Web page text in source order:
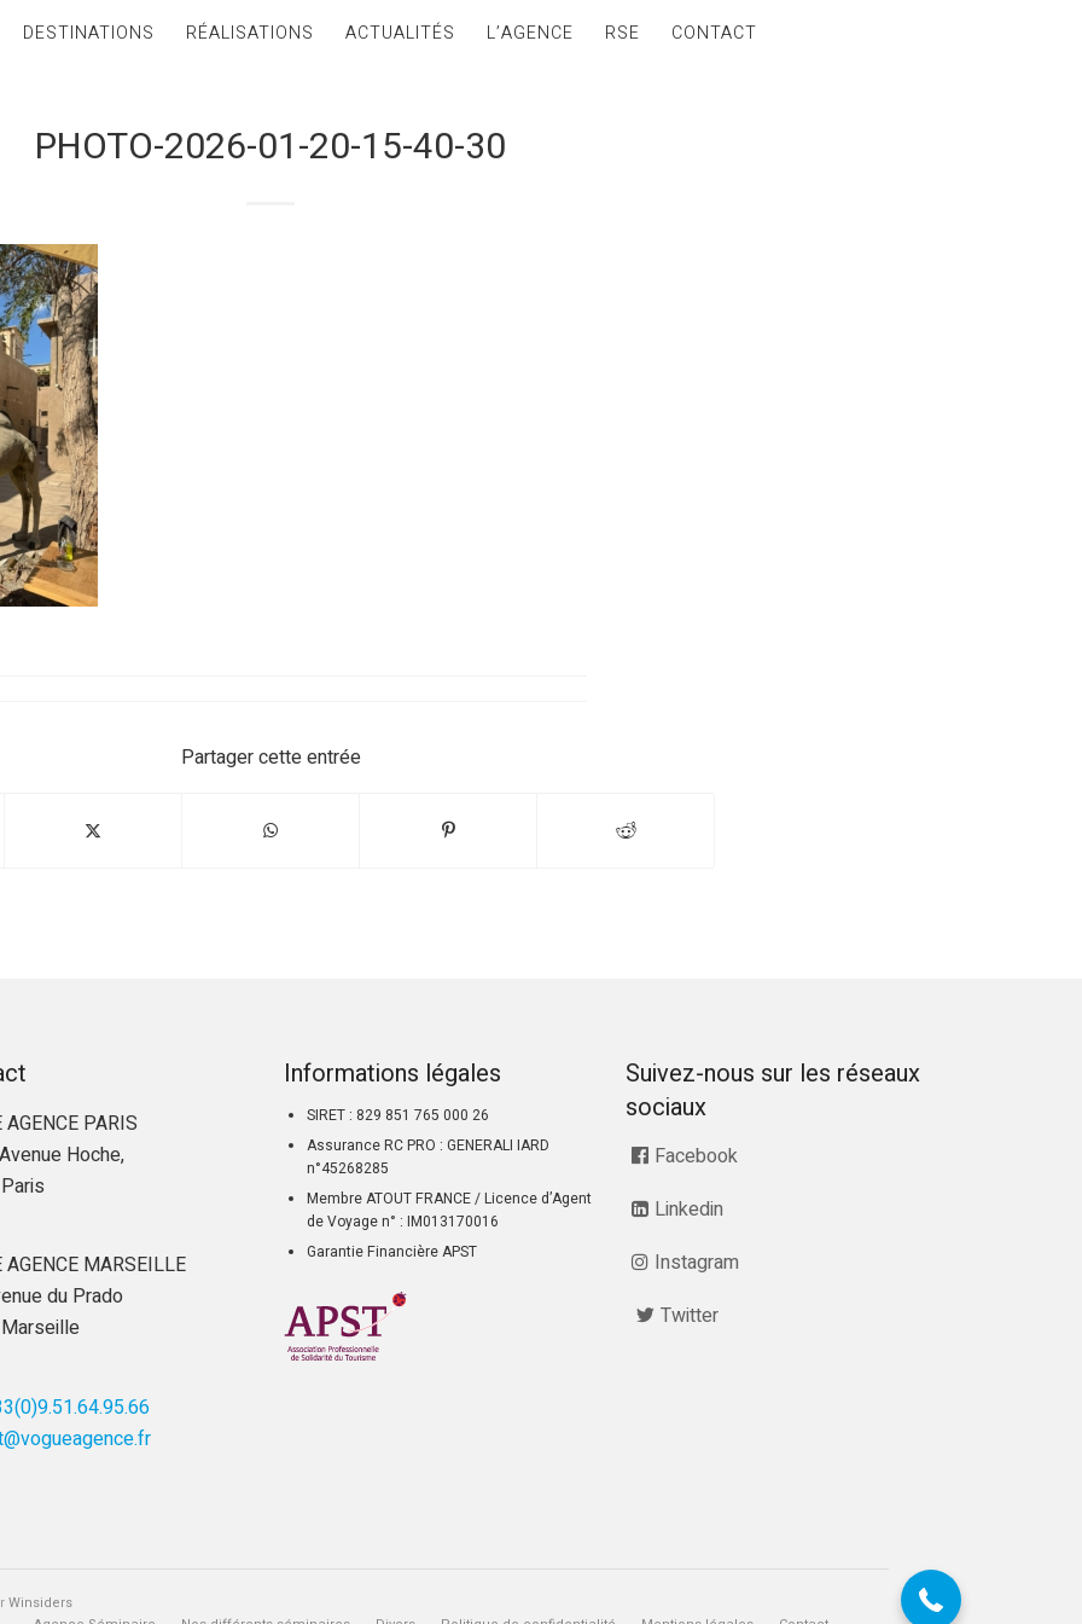
DESTINATIONS RÉALISATIONS ACTUALITÉS L’AGENCE RSE CONTACT
PHOTO-2026-01-20-15-40-30
Partager cette entrée
AGENCE PARIS
Hoche,
AGENCE MARSEILLE
du Prado
Informations légales
SIRET : 829 851 765 000 26
Assurance RC PRO : GENERALI IARD
n°45268285
Membre ATOUT FRANCE / Licence d’Agent
de Voyage n° : IM013170016
Garantie Financière APST
Suivez-nous sur les réseaux
sociaux
Facebook
Linkedin
Instagram
Twitter
Winsiders